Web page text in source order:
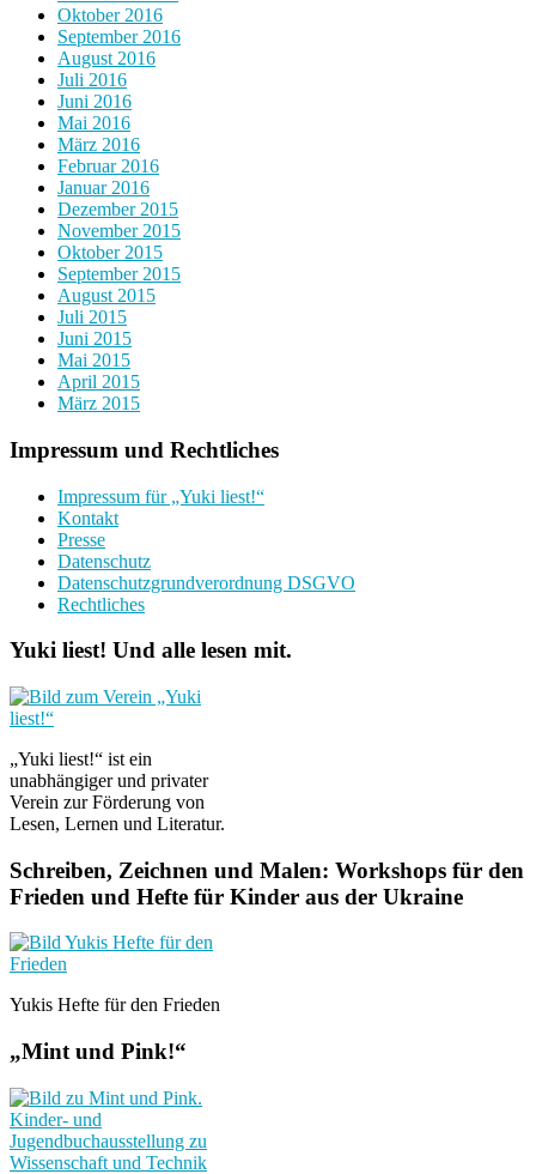
Oktober 2016
September 2016
August 2016
Juli 2016
Juni 2016
Mai 2016
März 2016
Februar 2016
Januar 2016
Dezember 2015
November 2015
Oktober 2015
September 2015
August 2015
Juli 2015
Juni 2015
Mai 2015
April 2015
März 2015
Impressum und Rechtliches
Impressum für „Yuki liest!“
Kontakt
Presse
Datenschutz
Datenschutzgrundverordnung DSGVO
Rechtliches
Yuki liest! Und alle lesen mit.
„Yuki liest!“ ist ein
unabhängiger und privater
Verein zur Förderung von
Lesen, Lernen und Literatur.
Schreiben, Zeichnen und Malen: Workshops für den
Frieden und Hefte für Kinder aus der Ukraine
Yukis Hefte für den Frieden
„Mint und Pink!“